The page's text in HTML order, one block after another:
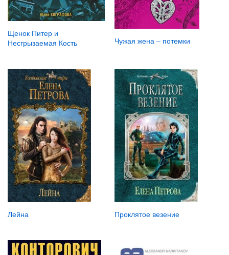
Щенок Питер и
Несгрызаемая Кость
Чужая жена – потемки
Лейна Проклятое везение